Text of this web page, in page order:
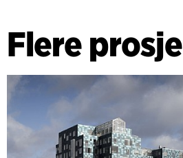
Flere